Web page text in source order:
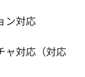
ン対応
ャ対応（対応